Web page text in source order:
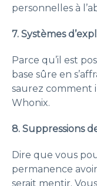
personnelles à
7. Systèmes
Parce qu’il est
base sûre en
saurez comment
Whonix.
8. Suppressions
Dire que vous
permanence
serait mentir.